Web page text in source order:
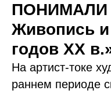
ПОНИМАЛИ
Живопись и
годов ХХ
На артист-токе
раннем периоде